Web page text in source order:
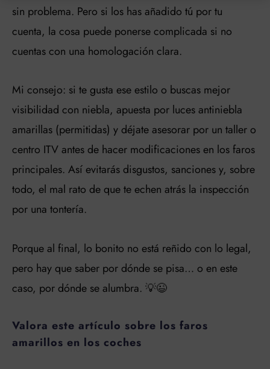
sin problema. Pero si los has añadido tú por tu
cuenta, la cosa puede ponerse complicada si no
cuentas con una homologación clara.
Mi consejo: si te gusta ese estilo o buscas mejor
visibilidad con niebla, apuesta por luces antiniebla
amarillas (permitidas) y déjate asesorar por un taller o
centro ITV antes de hacer modificaciones en los faros
principales. Así evitarás disgustos, sanciones y, sobre
todo, el mal rato de que te echen atrás la inspección
por una tontería.
Porque al final, lo bonito no está reñido con lo legal,
pero hay que saber por dónde se pisa… o en este
caso, por dónde se alumbra. 💡😉
Valora este artículo sobre los faros
amarillos en los coches